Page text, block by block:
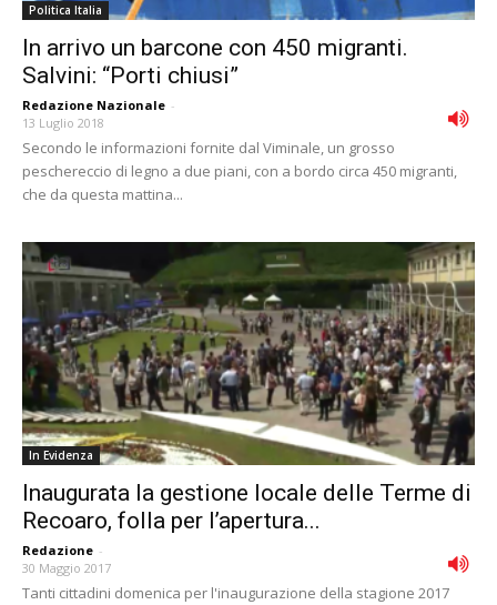
Politica Italia
In arrivo un barcone con 450 migranti.
Salvini: “Porti chiusi”
Redazione Nazionale -
13 Luglio 2018
Secondo le informazioni fornite dal Viminale, un grosso
peschereccio di legno a due piani, con a bordo circa 450 migranti,
che da questa mattina...
In Evidenza
Inaugurata la gestione locale delle Terme di
Recoaro, folla per l’apertura...
Redazione -
30 Maggio 2017
Tanti cittadini domenica per l'inaugurazione della stagione 2017